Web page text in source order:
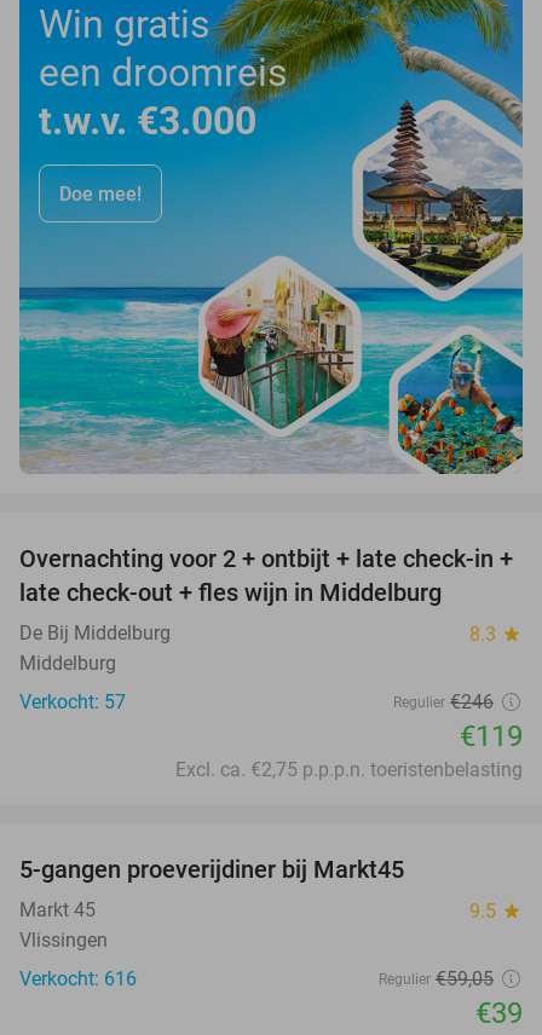
Win gratis
een droomreis
t.w.v. €3.000
Doe mee!
52%
Overnachting voor 2 + ontbijt + late check-in +
late check-out + fles wijn in Middelburg
De Bij Middelburg 8.3 star
Middelburg
Verkocht: 57
Regulier €246
€119
Excl. ca. €2,75 p.p.p.n. toeristenbelasting
5-gangen proeverijdiner bij Markt45
Markt 45 9.5 star
Vlissingen
Verkocht: 616
Regulier €59,05
€39